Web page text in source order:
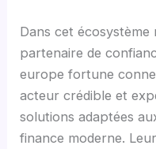
Dans cet écosystème
partenaire de
europe fortune
acteur crédible et
solutions adaptées
finance moderne.